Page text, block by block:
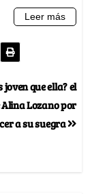
joven que ella? el
Lozano por
a su suegra